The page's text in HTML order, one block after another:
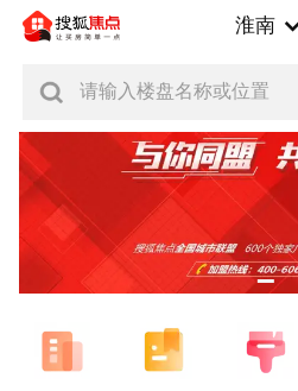
淮南
请输入楼盘名称或位置